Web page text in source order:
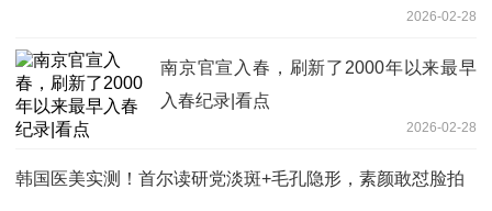
2026-02-28
南京官宣入春，刷新了2000年以来最早
入春纪录|看点
2026-02-28
韩国医美实测！首尔读研党淡斑+毛孔隐形，素颜敢怼脸拍